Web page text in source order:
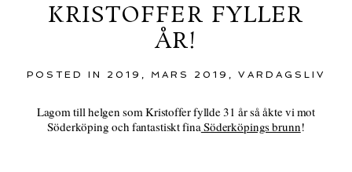
KRISTOFFER FYLLER
ÅR!
POSTED IN 2019 , MARS 2019 , VARDAGSLIV
Lagom till helgen som Kristoffer fyllde 31 år så åkte vi mot
Söderköping och fantastiskt finaSöderköpings brunn!